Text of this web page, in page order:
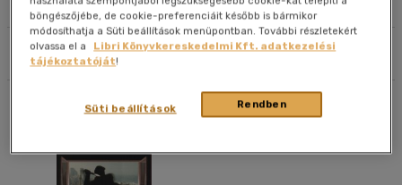
Olvasói vélemények
Szűrés Rendezés
Megjelenítés
20 db / oldal
Alkalmaz
Összesen db
böngészőjébe, de cookie-preferenciáit később is bármikor
módosíthatja a Süti beállítások menüpontban. További részletekért
olvassa el a
Libri Könyvkereskedelmi Kft. adatkezelési
tájékoztatóját!
Rendben
Süti beállítások